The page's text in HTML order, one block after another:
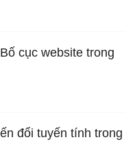
cục website trong
đổi tuyến tính trong